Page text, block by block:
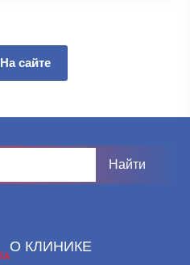
На сайте
О КЛИНИКЕ